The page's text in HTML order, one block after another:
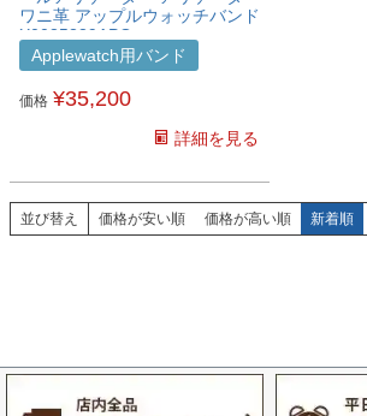
ワニ革 アップルウォッチバンド
X0035339APO
Applewatch用バンド
価格 ¥35,200
詳細を見る
並び替え 価格が安い順 価格が高い順 新着順